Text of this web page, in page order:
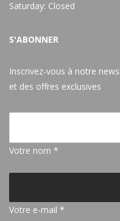
Saturday: Closed
S'ABONNER
Inscrivez-vous à notre
et des offres exclusives
Votre nom *
Votre e-mail *